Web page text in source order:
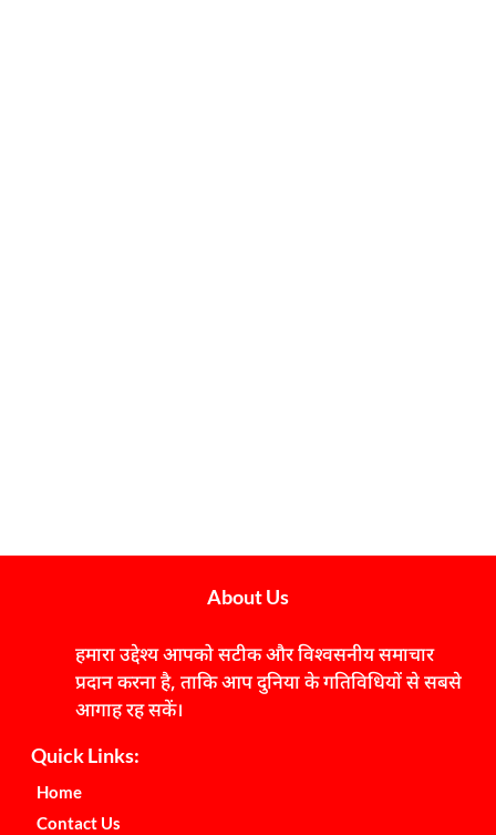
About Us
हमारा उद्देश्य आपको सटीक और विश्वसनीय समाचार
प्रदान करना है, ताकि आप दुनिया के गतिविधियों से सबसे
आगाह रह सकें।
Quick Links:
Home
Contact Us